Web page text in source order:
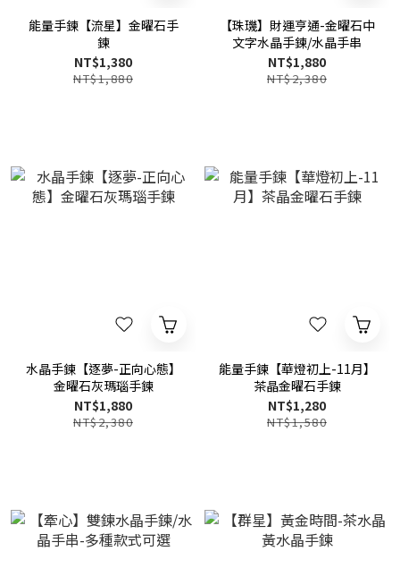
能量手鍊【流星】金曜石手
鍊
NT$1,380
NT$1,880
【珠璣】財運亨通-金曜石中
文字水晶手鍊/水晶手串
NT$1,880
NT$2,380
水晶手鍊【逐夢-正向心態】
金曜石灰瑪瑙手鍊
NT$1,880
NT$2,380
能量手鍊【華燈初上-11月】
茶晶金曜石手鍊
NT$1,280
NT$1,580